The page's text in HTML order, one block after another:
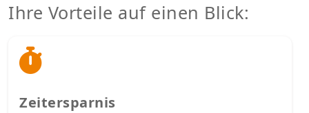
Ihre Vorteile auf einen Blick:
Zeitersparnis